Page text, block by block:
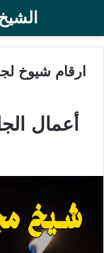
ارقام شيوخ
أعمال